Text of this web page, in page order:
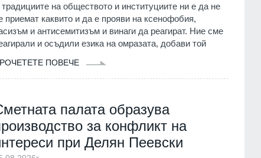
на обществото и институциите ни е да не
приемат каквито и да е прояви на ксенофобия,
и антисемитизъм и винаги да реагират. Ние сме
и осъдили езика на омразата, добави той
ПОВЕЧЕ
палата образува
за конфликт на
при Делян Пеевски
и
днес
Горна
три години
SIM карта,
16
Министърът на енергетиката ще
проведе във вторник работно
посещение в АЕЦ "Козлодуй"
Украйна
Светът 31.07.2026г.